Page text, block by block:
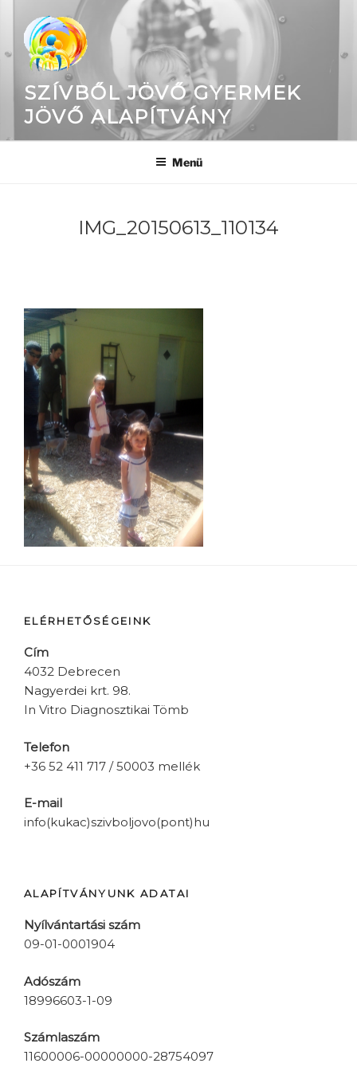
SZÍVBŐL JÖVŐ GYERMEK
JÖVŐ ALAPÍTVÁNY
Menü
IMG_20150613_110134
ELÉRHETŐSÉGEINK
Cím
4032 Debrecen
Nagyerdei krt. 98.
In Vitro Diagnosztikai Tömb
Telefon
+36 52 411 717 / 50003 mellék
E-mail
info(kukac)szivboljovo(pont)hu
ALAPÍTVÁNYUNK ADATAI
Nyílvántartási szám
09-01-0001904
Adószám
18996603-1-09
Számlaszám
11600006-00000000-28754097